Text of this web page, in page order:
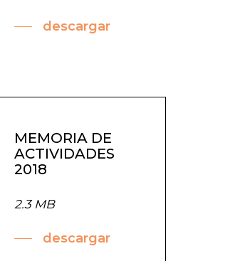
descargar
MEMORIA DE
ACTIVIDADES
2018
2.3 MB
descargar